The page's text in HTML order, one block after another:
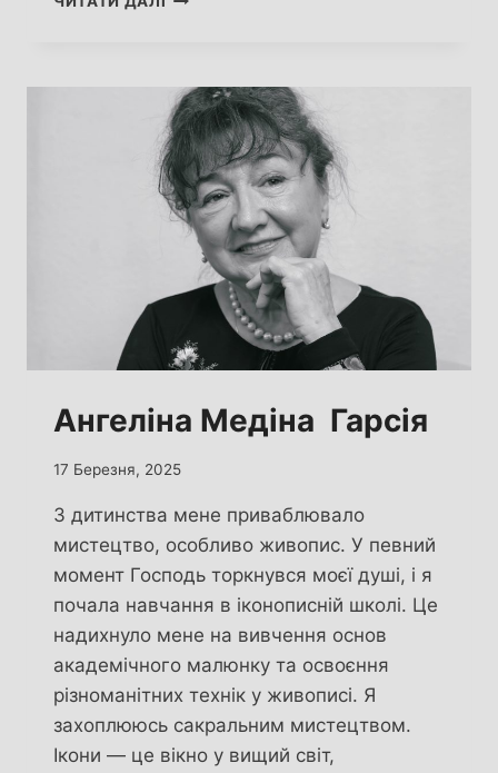
ДОБРА
Ангеліна Медіна Гарсія
17 Березня, 2025
З дитинства мене приваблювало
мистецтво, особливо живопис. У певний
момент Господь торкнувся моєї душі, і я
почала навчання в іконописній школі. Це
надихнуло мене на вивчення основ
академічного малюнку та освоєння
різноманітних технік у живописі. Я
захоплююсь сакральним мистецтвом.
Ікони — це вікно у вищий світ,